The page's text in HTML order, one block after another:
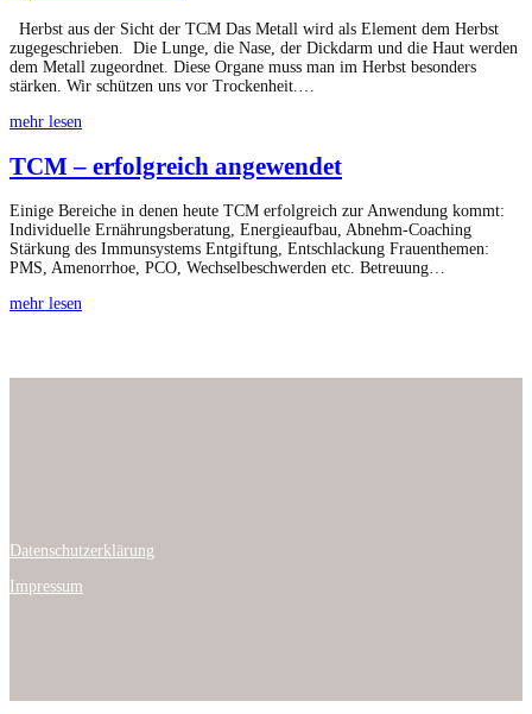
Herb­st aus der Sicht der TCM Das Met­all wird als Ele­ment dem Herb­st
zugegeschrieben. Die Lunge, die Nase, der Dick­darm und die Haut wer­den
dem Met­all zuge­ord­net. Diese Organe muss man im Herb­st beson­ders
stärken. Wir schützen uns vor Trockenheit.…
mehr lesen
TCM – erfolgreich angewendet
Einige Bere­iche in denen heute TCM erfol­gre­ich zur Anwen­dung kommt:
Indi­vidu­elle Ernährungs­ber­atung, Energieauf­bau, Abnehm-Coach­ing
Stärkung des Immun­sys­tems Ent­gif­tung, Entschlack­ung Frauen­the­men:
PMS, Amen­or­rhoe, PCO, Wech­selbeschw­er­den etc. Betreuung…
mehr lesen
Daten­schutzerk­lärung
Impres­sum